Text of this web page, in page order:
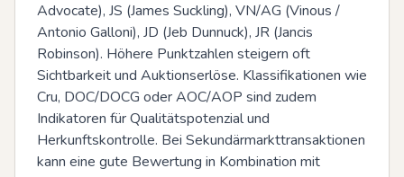
Advocate), JS (James Suckling), VN/AG (Vinous /
Antonio Galloni), JD (Jeb Dunnuck), JR (Jancis
Robinson). Höhere Punktzahlen steigern oft
Sichtbarkeit und Auktionserlöse. Klassifikationen wie
Cru, DOC/DOCG oder AOC/AOP sind zudem
Indikatoren für Qualitätspotenzial und
Herkunftskontrolle. Bei Sekundärmarkttransaktionen
kann eine gute Bewertung in Kombination mit